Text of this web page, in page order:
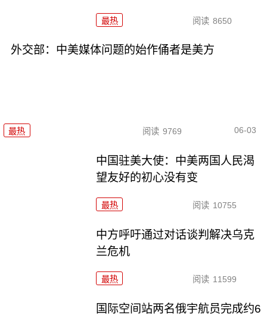
最热 阅读 8650
外交部：中美媒体问题的始作俑者是美方
最热 阅读 9769 06-03
中国驻美大使：中美两国人民渴
望友好的初心没有变
最热 阅读 10755
中方呼吁通过对话谈判解决乌克
兰危机
最热 阅读 11599
国际空间站两名俄宇航员完成约6